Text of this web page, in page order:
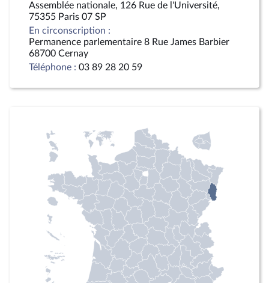
Assemblée nationale, 126 Rue de l'Université,
75355 Paris 07 SP
En circonscription :
Permanence parlementaire 8 Rue James Barbier
68700 Cernay
Téléphone : 03 89 28 20 59